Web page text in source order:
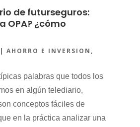
de futurseguros:
OPA? ¿cómo
| AHORRO E INVERSION ,
palabras que todos los
en algún telediario,
conceptos fáciles de
en la práctica analizar una